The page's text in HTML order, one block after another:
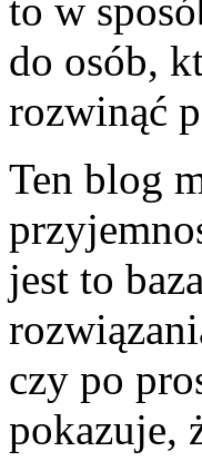
to w
do osób,
rozwinąć
Ten blog
jest to
czy po
pokazuje,